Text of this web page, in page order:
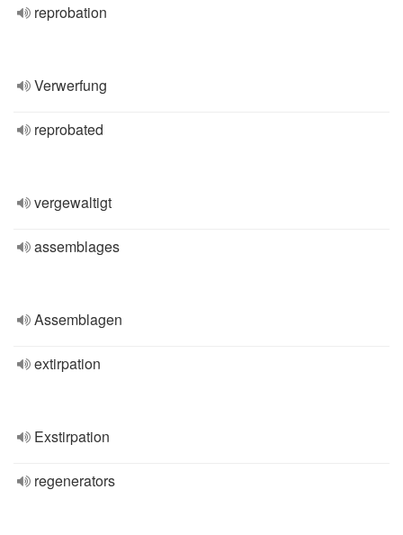
reprobation
Verwerfung
reprobated
vergewaltigt
assemblages
Assemblagen
extirpation
Exstirpation
regenerators